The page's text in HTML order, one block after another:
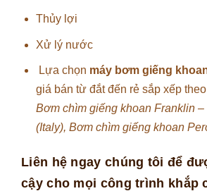
Thủy lợi
Xử lý nước
Lựa chọn máy bơm giếng
giá bán từ đắt đến rẻ sắp xếp
Bơm chìm giếng khoan Franklin –
(Italy), Bơm chìm giếng khoan
Liên hệ ngay chúng tôi để
cậy cho mọi công trình khắp